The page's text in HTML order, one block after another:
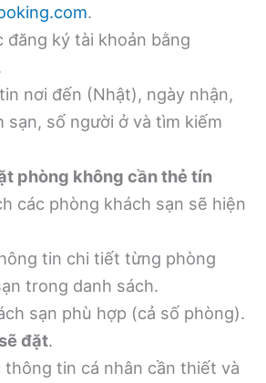
.
đăng ký tài khoản bằng
nơi đến (Nhật), ngày nhận,
sạn, số người ở và tìm kiếm
phòng không cần thẻ tín
các phòng khách sạn sẽ hiện
tin chi tiết từng phòng
trong danh sách.
sạn phù hợp (cả số phòng).
đặt.
tin cá nhân cần thiết và